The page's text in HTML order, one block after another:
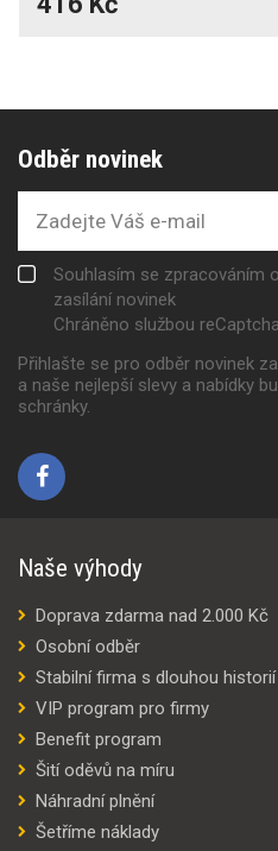
Odběr novinek
Souhlasím se zpracováním
zasílání novinek
Chráněno službou reCaptcha
Přihlašte se pro odběr novinek
a naše nejlepší slevy a nabídky
schránky.
Naše výhody
Doprava zdarma nad 2.000 Kč
Osobní odběr
Stabilní firma s dlouhou historií
VIP program pro firmy
Benefit program
Šití oděvů na míru
Náhradní plnění
Šetříme náklady